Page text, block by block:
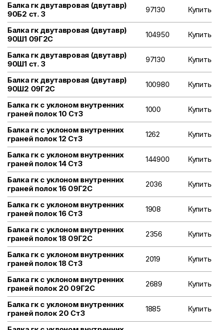
Балка гк двутавровая (двутавр)
90Б2 ст. 3
97130 Купить
Балка гк двутавровая (двутавр)
90Ш1 09Г2С
104950 Купить
Балка гк двутавровая (двутавр)
90Ш1 ст. 3
97130 Купить
Балка гк двутавровая (двутавр)
90Ш2 09Г2С
100980 Купить
Балка гк с уклоном внутренних
граней полок 10 Ст3
1000 Купить
Балка гк с уклоном внутренних
граней полок 12 Ст3
1262 Купить
Балка гк с уклоном внутренних
граней полок 14 Ст3
144900 Купить
Балка гк с уклоном внутренних
граней полок 16 09Г2С
2036 Купить
Балка гк с уклоном внутренних
граней полок 16 Ст3
1908 Купить
Балка гк с уклоном внутренних
граней полок 18 09Г2С
2356 Купить
Балка гк с уклоном внутренних
граней полок 18 Ст3
2019 Купить
Балка гк с уклоном внутренних
граней полок 20 09Г2С
2689 Купить
Балка гк с уклоном внутренних
граней полок 20 Ст3
1885 Купить